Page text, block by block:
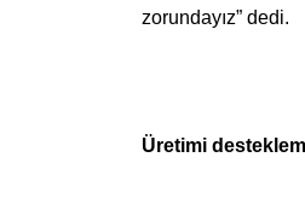
zorundayız” dedi.
Üretimi